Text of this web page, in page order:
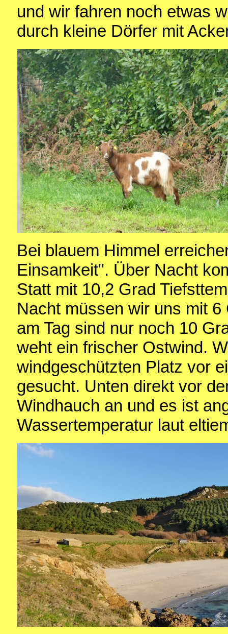
und wir fahren noch etwas
durch kleine Dörfer mit
Bei blauem Himmel
Einsamkeit". Über Nacht
Statt mit 10,2 Grad
Nacht müssen wir uns mit
am Tag sind nur noch 10
weht ein frischer Ostwind.
windgeschützten Platz vor
gesucht. Unten direkt vor
Windhauch an und es ist
Wassertemperatur laut